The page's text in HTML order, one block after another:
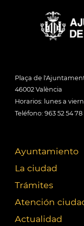
Plaça de l'Ajuntament
46002 València
Horarios: lunes a
Teléfono: 963 52 54 78
Ayuntamiento
La ciudad
Trámites
Atención
Actualidad